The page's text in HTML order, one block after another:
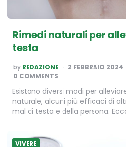
Rimedi naturali per
testa
POSTED
BY
by REDAZIONE 2 FEBBRAIO 2024
0 COMMENTS
Esistono diversi modi per
naturale, alcuni più efficaci di
mal di testa e della persona.
VIVERE